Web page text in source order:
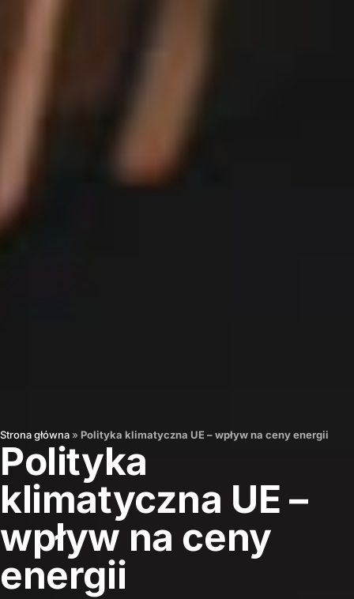
Strona główna » Polityka klimatyczna UE – wpływ na ceny energii
Polityka
klimatyczna UE –
wpływ na ceny
energii